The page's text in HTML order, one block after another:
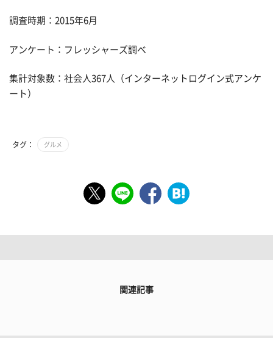
調査時期：2015年6月
アンケート：フレッシャーズ調べ
集計対象数：社会人367人（インターネットログイン式アンケ
ート）
タグ： グルメ
関連記事